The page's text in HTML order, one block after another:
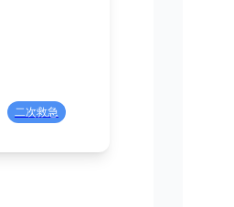
二次救急